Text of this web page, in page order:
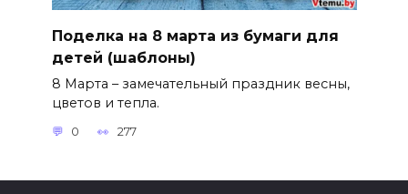
Поделка на 8 марта из бумаги для
детей (шаблоны)
8 Марта – замечательный праздник весны,
цветов и тепла.
0 277